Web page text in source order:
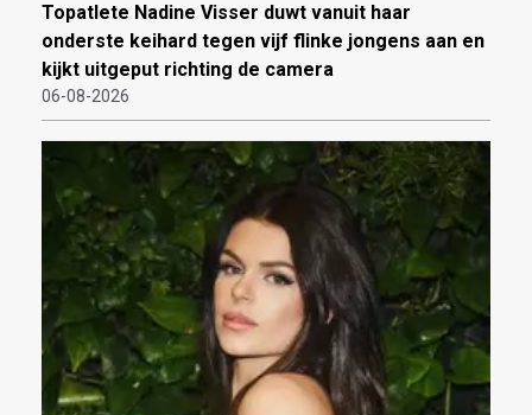
Topatlete Nadine Visser duwt vanuit haar
onderste keihard tegen vijf flinke jongens aan en
kijkt uitgeput richting de camera
06-08-2026